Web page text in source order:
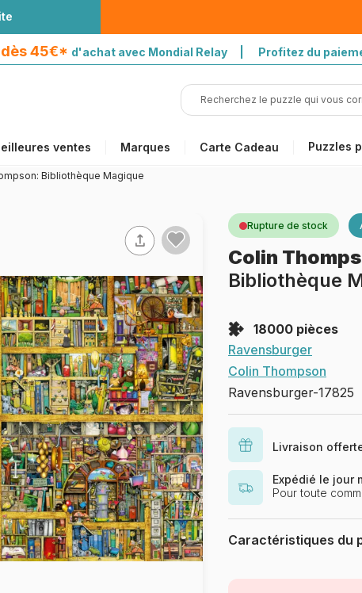
45€* d'achat avec Mondial Relay | Profitez du
ventes Marques Carte Cadeau Puzzles
Bibliothèque Magique
Rupture de stock
Colin
Bibliothèque
18000 pièces
Ravensburger
Colin Thompson
Ravensburger-17825
Livraison
Expédié le jour
Pour toute
Caractéristiques du